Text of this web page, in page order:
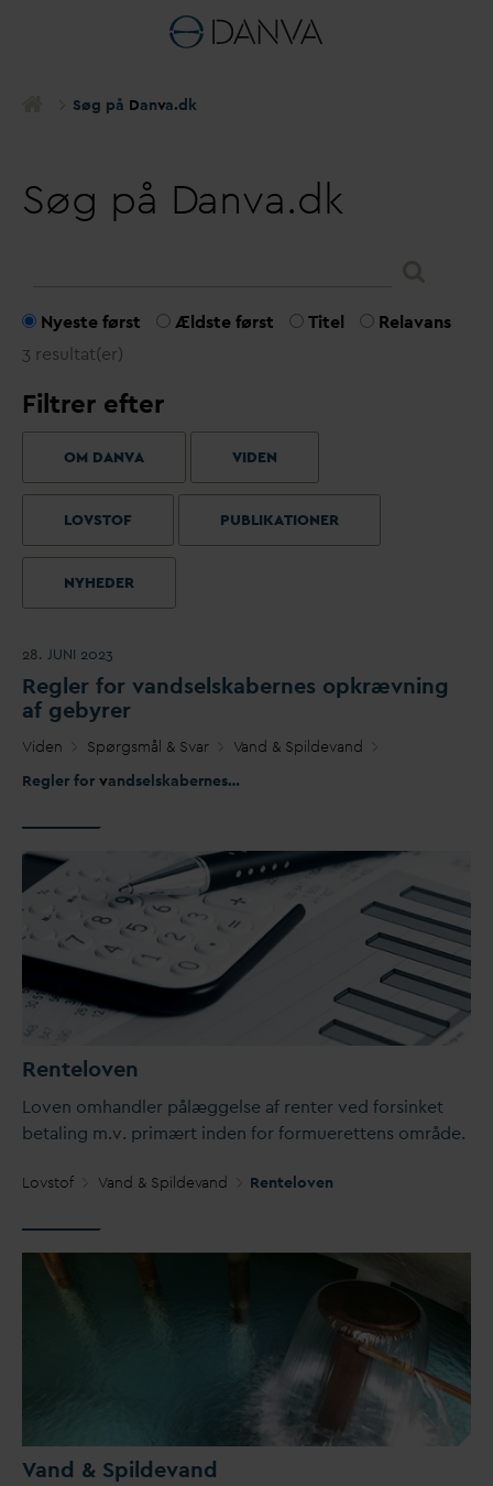
Søg på Danva.dk
Søg på Danva.dk
Nyeste først Ældste først Titel
Relavans
3 resultat(er)
Filtrer efter
OM DANVA VIDEN
LOVSTOF PUBLIKATIONER
NYHEDER
28. JUNI 2023
Regler for vandselskabernes opkrævning
af gebyrer
Viden Spørgsmål & Svar Vand & Spildevand
Regler for vandselskabernes opkrævning af gebyrer
Renteloven
Loven omhandler pålæggelse af renter ved forsinket
betaling m.v. primært inden for formuerettens område.
Lovstof Vand & Spildevand Renteloven
Vand & Spildevand